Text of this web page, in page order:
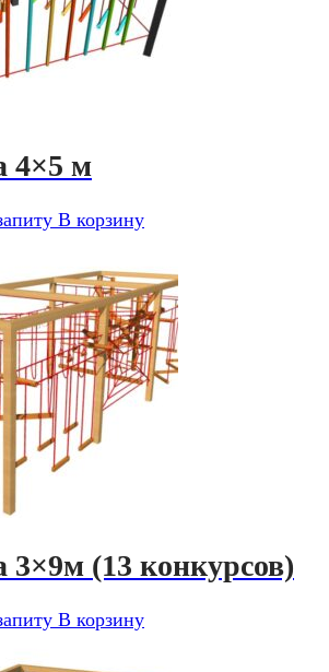
4×5 м
В корзину
3×9м (13 конкурсов)
В корзину